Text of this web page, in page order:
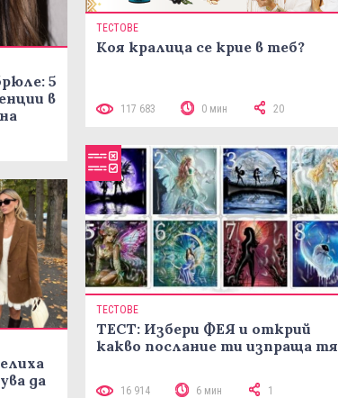
5
в
да
ТЕСТОВЕ
Коя кралица се крие в теб?
117 683 0 мин 20
ТЕСТОВЕ
ТЕСТ: Избери ФЕЯ и открий
какво послание ти изпраща тя
16 914 6 мин 1